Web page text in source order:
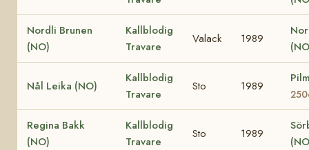
Nordli Brunen
(NO)
Kallblodig
Travare
Valack 1989
Nål Leika (NO)
Kallblodig
Travare
Sto 1989
Regina Bakk
(NO)
Kallblodig
Travare
Sto 1989